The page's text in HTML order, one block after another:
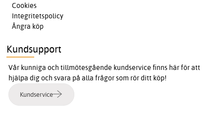
Cookies
Integritetspolicy
Ångra köp
Kundsupport
Vår kunniga och tillmötesgående kundservice finns här för att
hjälpa dig och svara på alla frågor som rör ditt köp!
Kundservice